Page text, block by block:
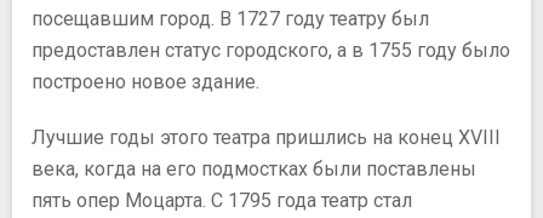
посещавшим город. В 1727 году театру был
предоставлен статус городского, а в 1755 году было
построено новое здание.
Лучшие годы этого театра пришлись на конец XVIII
века, когда на его подмостках были поставлены
пять опер Моцарта. С 1795 года театр стал